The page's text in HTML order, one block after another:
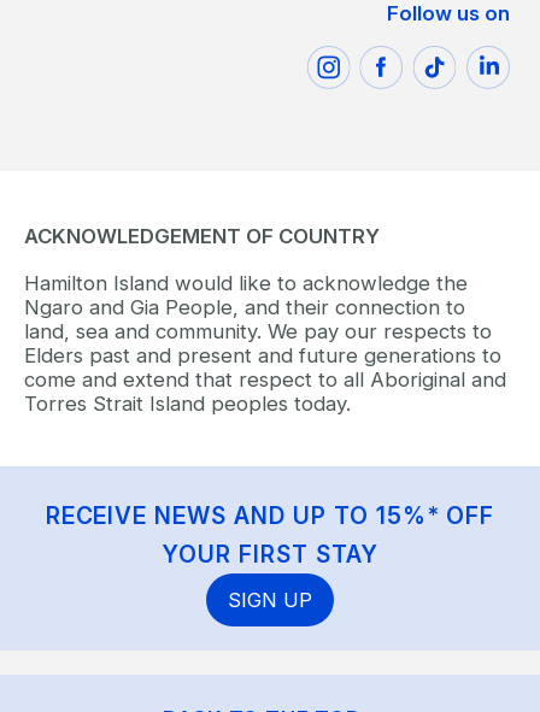
Follow us on
ACKNOWLEDGEMENT OF COUNTRY
Hamilton Island would like to acknowledge the
Ngaro and Gia People, and their connection to
land, sea and community. We pay our respects to
Elders past and present and future generations to
come and extend that respect to all Aboriginal and
Torres Strait Island peoples today.
RECEIVE NEWS AND UP TO 15%* OFF
YOUR FIRST STAY
SIGN UP